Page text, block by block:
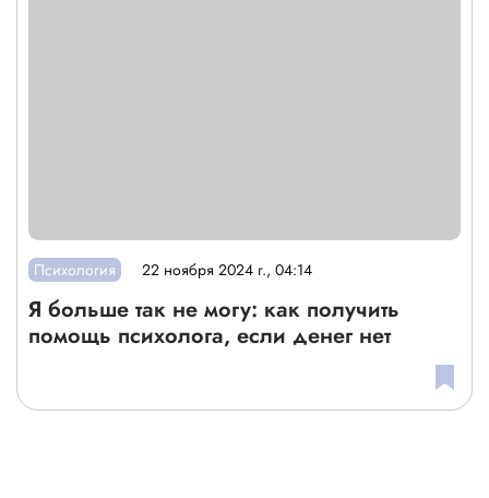
Психология 22 ноября 2024 г., 04:14
Я больше так не могу: как получить
помощь психолога, если денег нет